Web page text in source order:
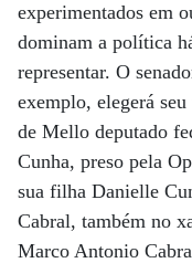
experimentados em
dominam a política
representar. O
exemplo, elegerá
de Mello deputado
Cunha, preso pela
sua filha Danielle
Cabral, também no
Marco Antonio